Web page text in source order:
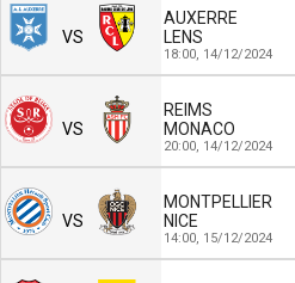
VS
AUXERRE
LENS
18:00, 14/12/2024
VS
REIMS
MONACO
20:00, 14/12/2024
VS
MONTPELLIER
NICE
14:00, 15/12/2024